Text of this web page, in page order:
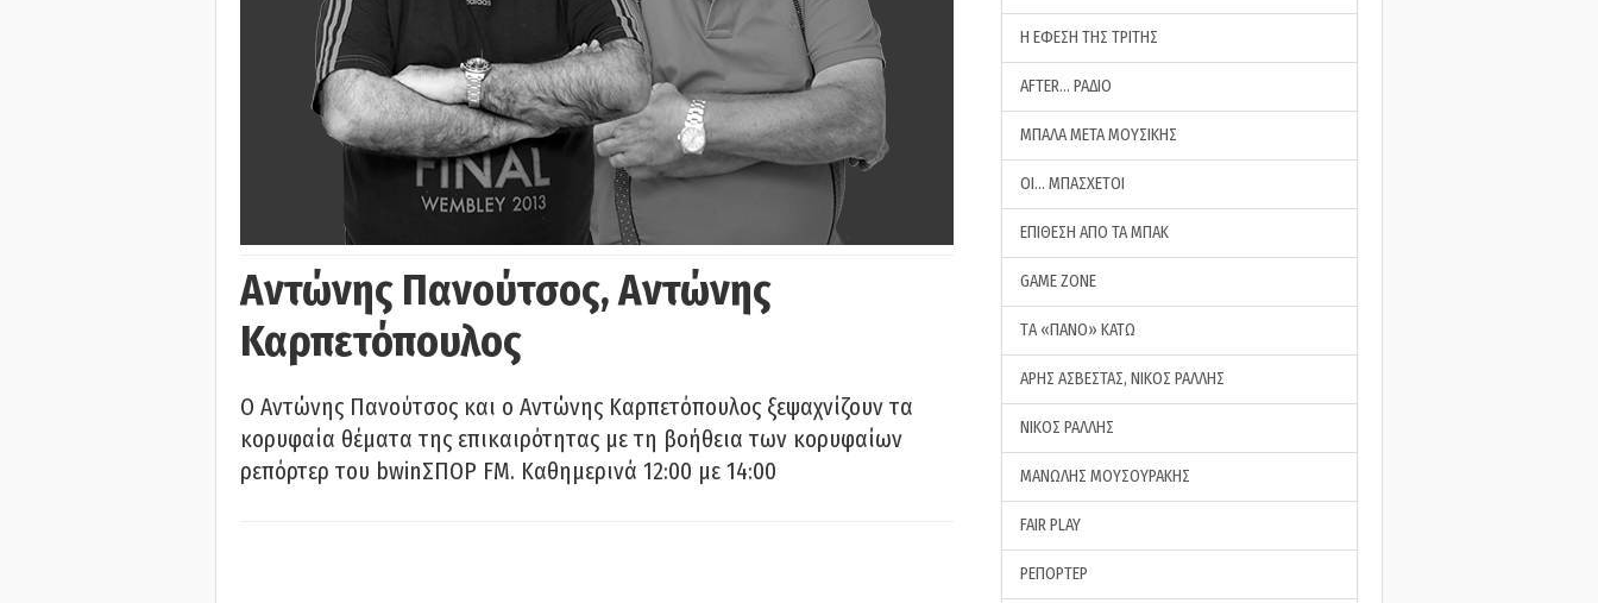
Αντώνης Πανούτσος, Αντώνης
Καρπετόπουλος
Ο Αντώνης Πανούτσος και ο Αντώνης Καρπετόπουλος ξεψαχνίζουν τα
κορυφαία θέματα της επικαιρότητας με τη βοήθεια των κορυφαίων
ρεπόρτερ του bwinΣΠΟΡ FM. Καθημερινά 12:00 με 14:00
Η ΕΦΕΣΗ ΤΗΣ ΤΡΙΤΗΣ
AFTER… ΡΑΔΙΟ
ΜΠΑΛΑ ΜΕΤΑ ΜΟΥΣΙΚΗΣ
ΟΙ… ΜΠΑΣΧΕΤΟΙ
ΕΠΙΘΕΣΗ ΑΠΟ ΤΑ ΜΠΑΚ
GAME ZONE
ΤA «ΠΑΝΟ» ΚΑΤΩ
ΑΡΗΣ ΑΣΒΕΣΤΑΣ, ΝΙΚΟΣ ΡΑΛΛΗΣ
ΝΙΚΟΣ ΡΑΛΛΗΣ
ΜΑΝΩΛΗΣ ΜΟΥΣΟΥΡΑΚΗΣ
FAIR PLAY
ΡΕΠΟΡΤΕΡ